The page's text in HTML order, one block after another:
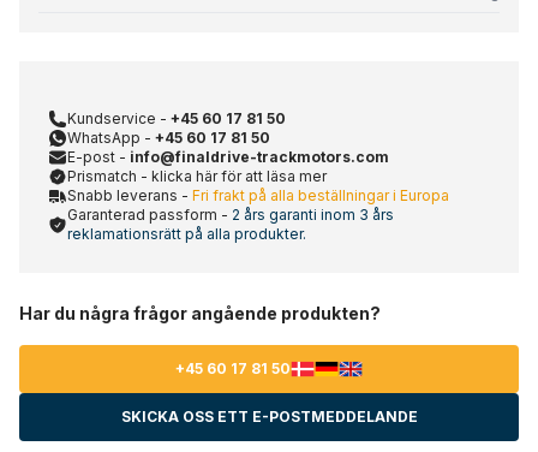
Kundservice - +45 60 17 81 50
WhatsApp - +45 60 17 81 50
E-post - info@finaldrive-trackmotors.com
Prismatch - klicka här för att läsa mer
Snabb leverans - Fri frakt på alla beställningar i Europa
Garanterad passform - 2 års garanti inom 3 års
reklamationsrätt på alla produkter.
Har du några frågor angående produkten?
+45 60 17 81 50
SKICKA OSS ETT E-POSTMEDDELANDE